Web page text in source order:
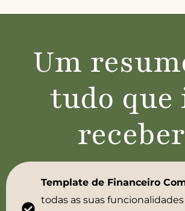
Um
tudo que
Template de Financeiro
todas as suas funcionalidades